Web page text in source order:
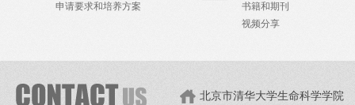
申请要求和培养方案
书籍和期刊
视频分享
北京市清华大学生命科学学院